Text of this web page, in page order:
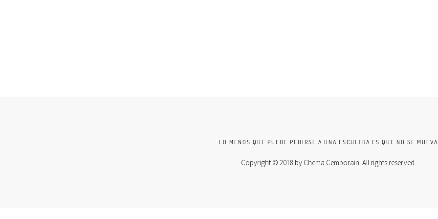
LO MENOS QUE PUEDE PEDIRSE A UNA ESCULTRA ES QUE NO SE MUEVA
Copyright © 2018 by Chema Cemborain . All rights reserved.